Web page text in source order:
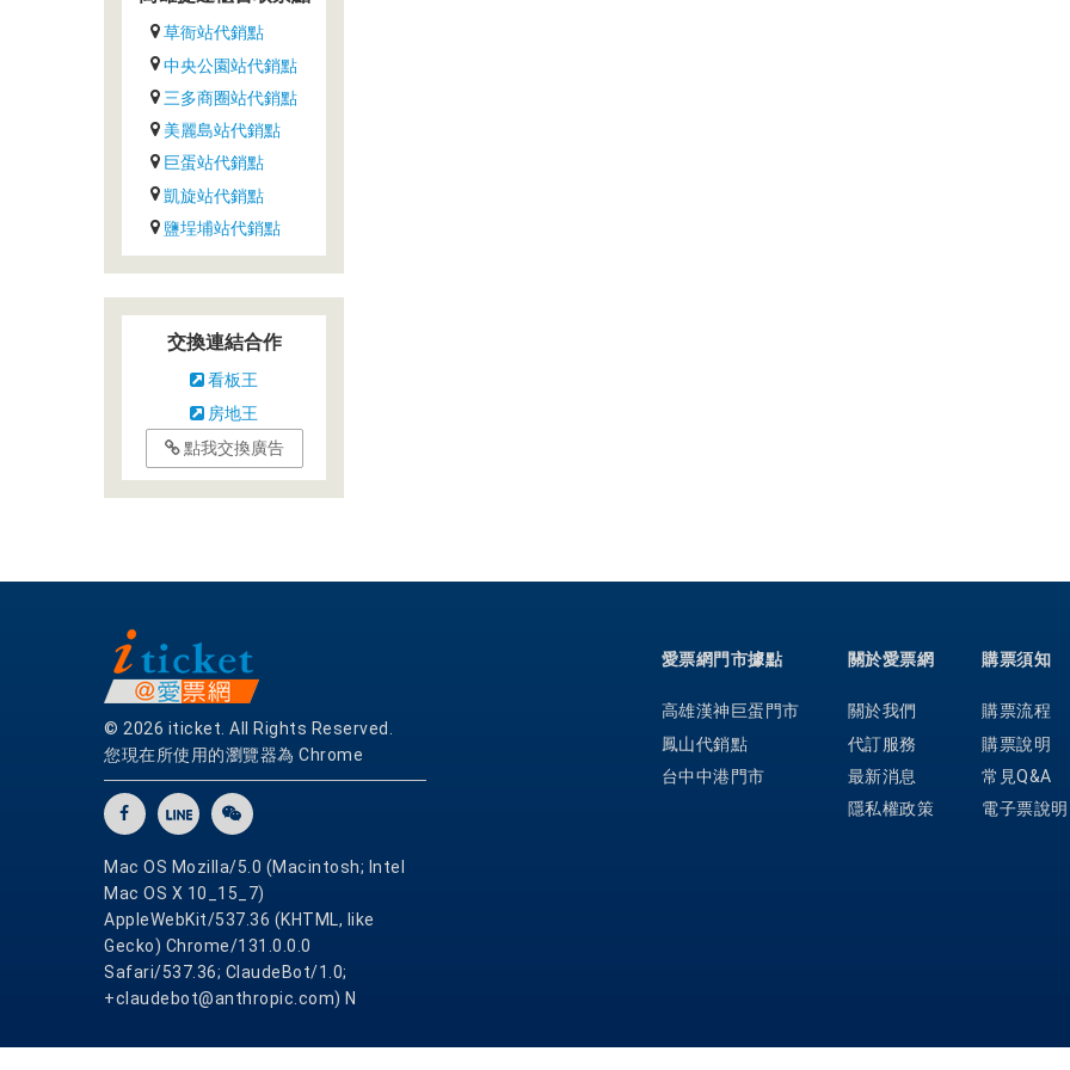
草衙站代銷點
中央公園站代銷點
三多商圈站代銷點
美麗島站代銷點
巨蛋站代銷點
凱旋站代銷點
鹽埕埔站代銷點
交換連結合作
看板王
房地王
點我交換廣告
© 2026 iticket. All Rights Reserved.
您現在所使用的瀏覽器為 Chrome
Mac OS Mozilla/5.0 (Macintosh; Intel
Mac OS X 10_15_7)
AppleWebKit/537.36 (KHTML, like
Gecko) Chrome/131.0.0.0
Safari/537.36; ClaudeBot/1.0;
+claudebot@anthropic.com) N
購票須知
購票流程
購票說明
常見Q&A
電子票說明
關於愛票網
關於我們
代訂服務
最新消息
隱私權政策
愛票網門市據點
高雄漢神巨蛋門市
鳳山代銷點
台中中港門市